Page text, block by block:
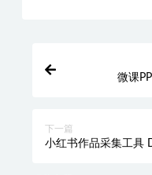
微课
下一篇
小红书作品采集工具